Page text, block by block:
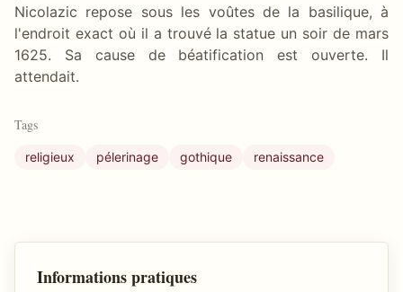
Nicolazic repose sous les voûtes de la basilique, à
l'endroit exact où il a trouvé la statue un soir de mars
1625. Sa cause de béatification est ouverte. Il
attendait.
Tags
religieux pélerinage gothique renaissance
Informations pratiques